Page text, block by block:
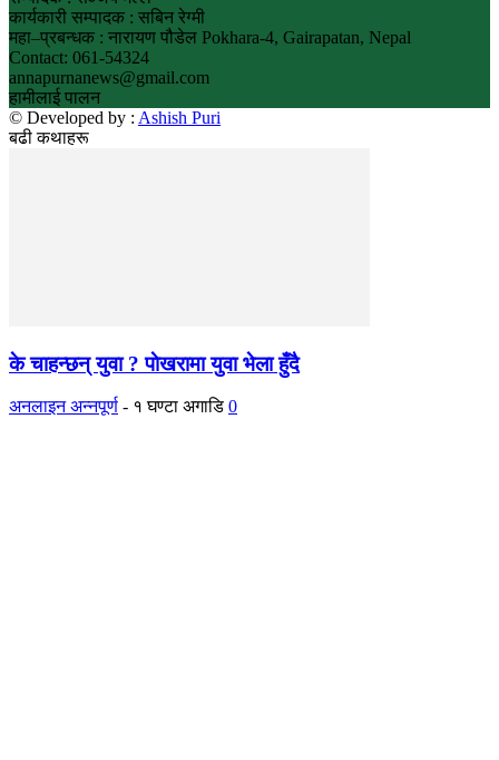
कार्यकारी सम्पादक : सबिन रेग्मी
महा–प्रबन्धक : नारायण पौडेल Pokhara-4, Gairapatan, Nepal
Contact: 061-54324
annapurnanews@gmail.com
हामीलाई पालन
© Developed by : Ashish Puri
बढी कथाहरू
के चाहन्छन् युवा ? पाेखरामा युवा भेला हुँदै
अनलाइन अन्नपूर्ण - १ घण्टा अगाडि 0